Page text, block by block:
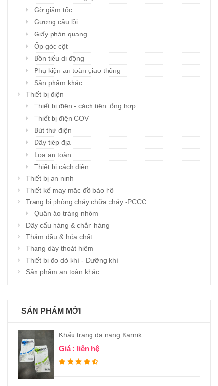
Gờ giảm tốc
Gương cầu lồi
Giấy phản quang
Ốp góc cột
Bồn tiểu di động
Phụ kiện an toàn giao thông
Sản phẩm khác
Thiết bị điện
Thiết bị điện - cách tiện tổng hợp
Thiết bị điện COV
Bút thử điện
Dây tiếp địa
Loa an toàn
Thiết bị cách điện
Thiết bị an ninh
Thiết kế may mặc đồ bảo hộ
Trang bị phòng cháy chữa cháy -PCCC
Quần áo tráng nhôm
Dây cẩu hàng & chằn hàng
Thấm dầu & hóa chất
Thang dây thoát hiểm
Thiết bị đo dò khí - Dưỡng khí
Sản phẩm an toàn khác
SẢN PHẨM MỚI
Khẩu trang đa năng Karnik
Giá : liên hệ